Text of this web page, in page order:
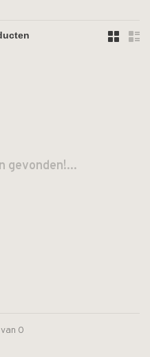
gevonden!...
0